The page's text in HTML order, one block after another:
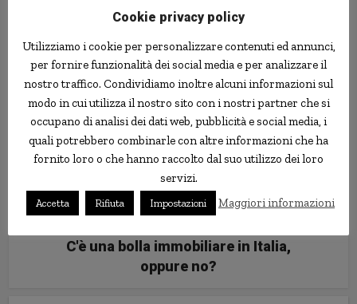
Condannato a un anno di
progione per avere rubato 8
centesimi
C'è una bolla immobiliare in Italia,
oppure no?
Cookie privacy policy
Utilizziamo i cookie per personalizzare contenuti ed annunci,
per fornire funzionalità dei social media e per analizzare il
nostro traffico. Condividiamo inoltre alcuni informazioni sul
modo in cui utilizza il nostro sito con i nostri partner che si
occupano di analisi dei dati web, pubblicità e social media, i
quali potrebbero combinarle con altre informazioni che ha
fornito loro o che hanno raccolto dal suo utilizzo dei loro
servizi.
Accetta Rifiuta Impostazioni Maggiori informazioni